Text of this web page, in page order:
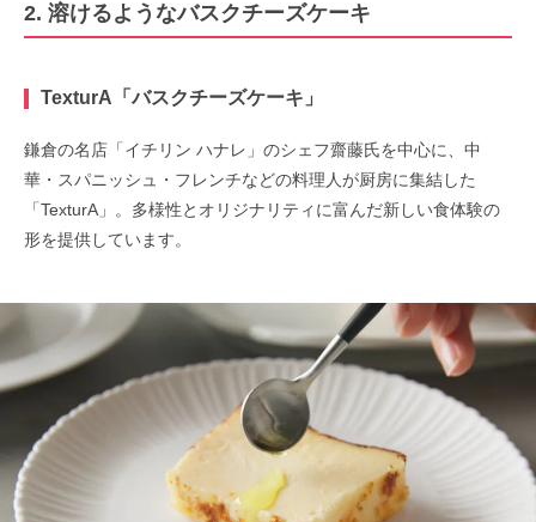
2. 溶けるようなバスクチーズケーキ
TexturA「バスクチーズケーキ」
鎌倉の名店「イチリン ハナレ」のシェフ齋藤氏を中心に、中
華・スパニッシュ・フレンチなどの料理人が厨房に集結した
「TexturA」。多様性とオリジナリティに富んだ新しい食体験の
形を提供しています。